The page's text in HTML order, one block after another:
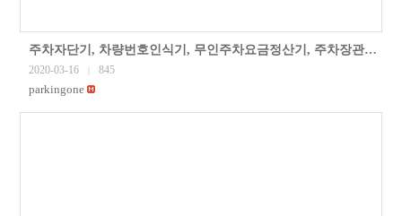
주차자단기, 차량번호인식기, 무인주차요금정산기, 주차장관리부스 등 주차관제시스템을 경기도 의정부시 개천 둔치 주차장에 설치 시공한 현장입니다.
2020-03-16 845
parkingone